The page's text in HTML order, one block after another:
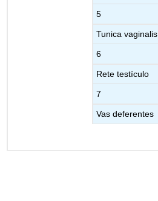
5
Tunica vaginalis
6
Rete testículo
7
Vas deferentes